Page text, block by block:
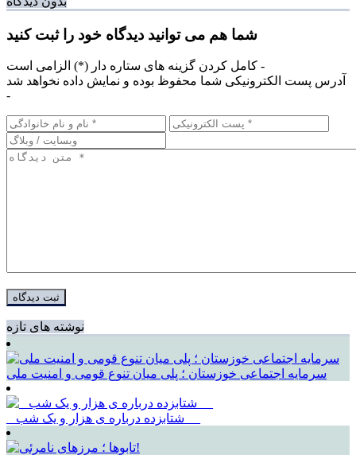
شما هم می توانید دیدگاه خود را ثبت کنید
کامل کردن گزینه های ستاره دار (*) الزامی است -
آدرس پست الکترونیکی شما محفوظ بوده و نمایش داده نخواهد شد
-
نوشته های تازه
سرمایه اجتماعی خوزستان ؛ پلی میان تنوع قومی و امنیت ملی